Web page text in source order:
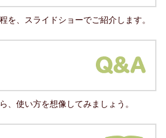
を、スライドショーでご紹介します。
、使い方を想像してみましょう。